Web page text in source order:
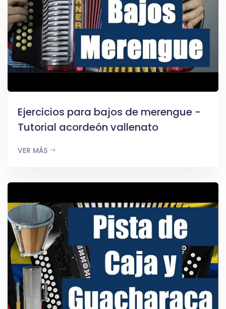
Ejercicios para bajos de merengue -
Tutorial acordeón vallenato
VER MÁS